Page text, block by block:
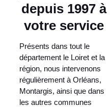
depuis 1997 à
votre service
Présents dans tout le
département le Loiret et la
région, nous intervenons
régulièrement à Orléans,
Montargis, ainsi que dans
les autres communes